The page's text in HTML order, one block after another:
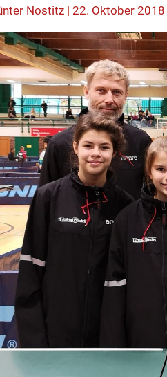
Nostitz | 22. Oktober 2018